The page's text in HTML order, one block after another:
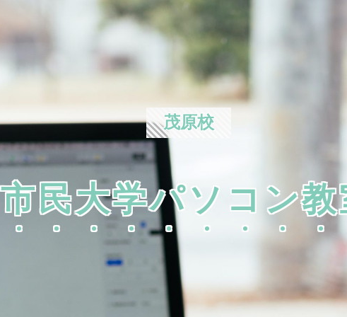
茂原校
市民大学パソコン